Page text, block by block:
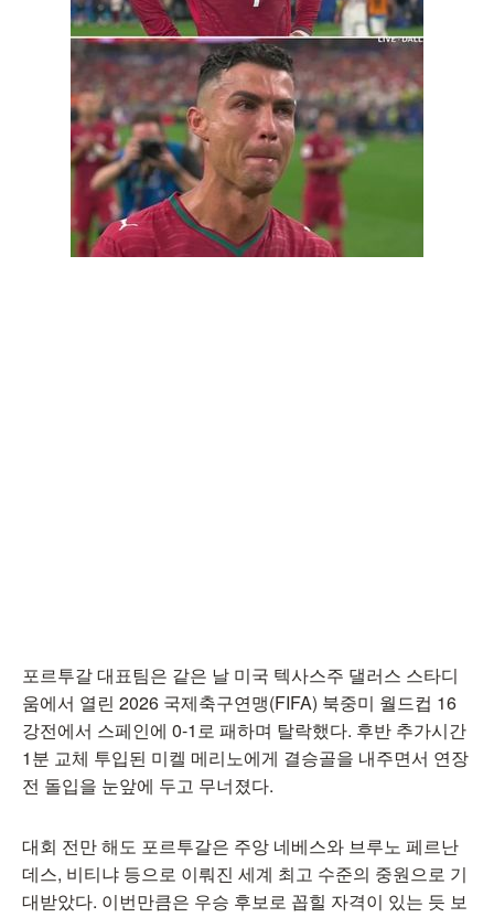
포르투갈 대표팀은 같은 날 미국 텍사스주 댈러스 스타디
움에서 열린 2026 국제축구연맹(FIFA) 북중미 월드컵 16
강전에서 스페인에 0-1로 패하며 탈락했다. 후반 추가시간
1분 교체 투입된 미켈 메리노에게 결승골을 내주면서 연장
전 돌입을 눈앞에 두고 무너졌다.
대회 전만 해도 포르투갈은 주앙 네베스와 브루노 페르난
데스, 비티냐 등으로 이뤄진 세계 최고 수준의 중원으로 기
대받았다. 이번만큼은 우승 후보로 꼽힐 자격이 있는 듯 보